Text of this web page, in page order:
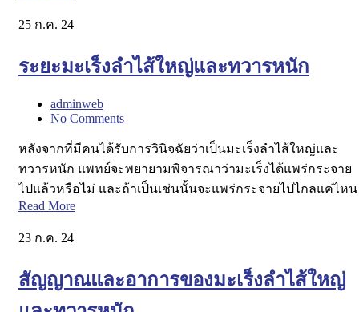
25 ก.ค. 24
ระยะมะเร็งลำไส้ใหญ่และทวารหนัก
adminweb
No Comments
หลังจากที่มีคนได้รับการวินิจฉัยว่าเป็นมะเร็งลำไส้ใหญ่และ
ทวารหนัก แพทย์จะพยายามพิจารณาว่ามะเร็งได้แพร่กระจาย
ไปแล้วหรือไม่ และถ้าเป็นเช่นนั้นจะแพร่กระจายไปไกลแค่ไหน
Read More
23 ก.ค. 24
สัญญาณและอาการของมะเร็งลำไส้ใหญ่